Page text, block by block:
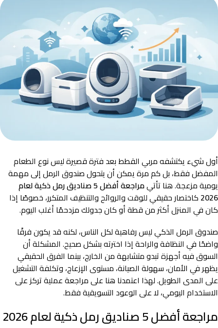
أول شيء يكتشفه مربي القطط بعد فترة قصيرة ليس نوع الطعام
المفضل فقط، بل كم مرة يمكن أن يتحول صندوق الرمل إلى مهمة
يومية مزعجة. هنا تأتي
مراجعة أفضل 5 صناديق رمل ذكية لعام
2026 كاختصار حقيقي للوقت والروائح والتنظيف المتكرر، خصوصًا إذا
كان في المنزل أكثر من قطة أو كان جدولك مزدحمًا أغلب اليوم.
صندوق الرمل الذكي ليس رفاهية لكل الناس، لكنه قد يكون فرقًا
واضحًا في النظافة والراحة إذا اخترته بشكل صحيح. المشكلة أن
السوق فيه أجهزة تبدو متشابهة من الخارج، بينما الفرق الحقيقي
يظهر في الأمان، سهولة الصيانة، مستوى الإزعاج، وتكلفة التشغيل
على المدى الطويل. لهذا اعتمدنا هنا على مراجعة عملية تركز على
الاستخدام اليومي، لا على الوعود التسويقية فقط.
مراجعة أفضل 5 صناديق رمل ذكية لعام 2026